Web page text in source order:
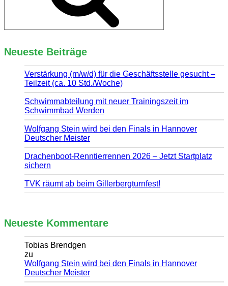
Neueste Beiträge
Verstärkung (m/w/d) für die Geschäftsstelle gesucht –
Teilzeit (ca. 10 Std./Woche)
Schwimmabteilung mit neuer Trainingszeit im
Schwimmbad Werden
Wolfgang Stein wird bei den Finals in Hannover
Deutscher Meister
Drachenboot-Renntierrennen 2026 – Jetzt Startplatz
sichern
TVK räumt ab beim Gillerbergturnfest!
Neueste Kommentare
Tobias Brendgen
zu
Wolfgang Stein wird bei den Finals in Hannover
Deutscher Meister